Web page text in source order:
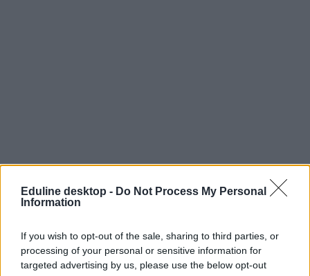
Eduline desktop - Do Not Process My Personal
Information
If you wish to opt-out of the sale, sharing to third parties, or
processing of your personal or sensitive information for
targeted advertising by us, please use the below opt-out